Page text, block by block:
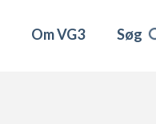
Om VG3 Søg